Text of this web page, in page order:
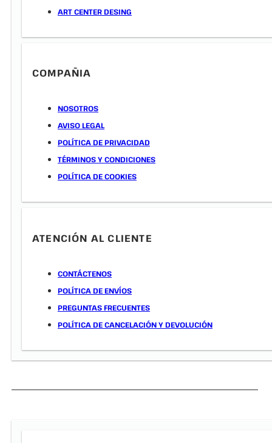
ART CENTER DESING
COMPAÑIA
NOSOTROS
AVISO LEGAL
POLÍTICA DE PRIVACIDAD
TÉRMINOS Y CONDICIONES
POLÍTICA DE COOKIES
ATENCIÓN AL CLIENTE
CONTÁCTENOS
POLÍTICA DE ENVÍOS
PREGUNTAS FRECUENTES
POLÍTICA DE CANCELACIÓN Y DEVOLUCIÓN